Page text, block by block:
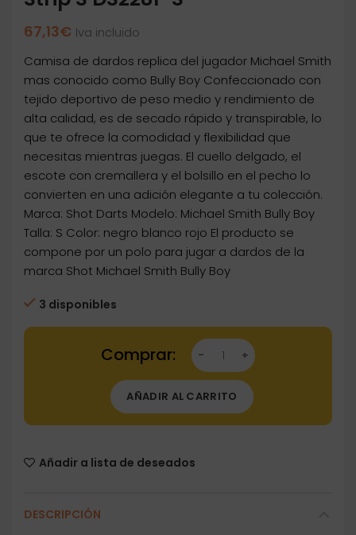
67,13€ Iva incluido
Camisa de dardos replica del jugador Michael Smith
mas conocido como Bully Boy Confeccionado con
tejido deportivo de peso medio y rendimiento de
alta calidad, es de secado rápido y transpirable, lo
que te ofrece la comodidad y flexibilidad que
necesitas mientras juegas. El cuello delgado, el
escote con cremallera y el bolsillo en el pecho lo
convierten en una adición elegante a tu colección.
Marca: Shot Darts Modelo: Michael Smith Bully Boy
Talla: S Color: negro blanco rojo El producto se
compone por un polo para jugar a dardos de la
marca Shot Michael Smith Bully Boy
3 disponibles
Dartstore Polo Shot Michael Smith Darts Bully
AÑADIR AL CARRITO
Añadir a lista de deseados
DESCRIPCIÓN